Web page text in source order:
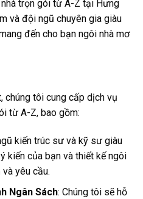
trọn gói từ A-Z tại Hưng
và đội ngũ chuyên gia giàu
đến cho bạn ngôi nhà mơ
chúng tôi cung cấp dịch vụ
từ A-Z, bao gồm:
kiến trúc sư và kỹ sư giàu
kiến của bạn và thiết kế ngôi
yêu cầu.
Ngân Sách: Chúng tôi sẽ hỗ